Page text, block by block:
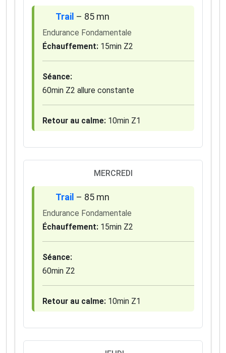
🚴‍♂️ Rejoignez la communauté des coureurs
et triathlètes passionnés
Rejoignez des milliers de sportifs passionnés et
recevez chaque mois :
✅ Des conseils d'entraînement exclusifs
✅ Des astuces de pros pour progresser plus vite
✅ Les dernières tendances matos & nutrition
1 email / mois. Zéro spam. 100 % utile.
Oui, je veux progresser 💪
moment.
Trail – 85 mn
Endurance Fondamentale
Échauffement: 15min Z2
Séance:
60min Z2 allure constante
Retour au calme: 10min Z1
MERCREDI
Trail – 85 mn
Endurance Fondamentale
Échauffement: 15min Z2
Séance:
60min Z2
Retour au calme: 10min Z1